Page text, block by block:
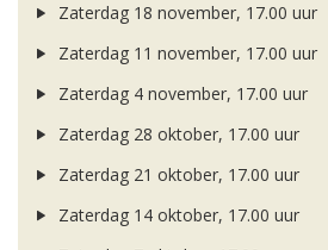
Zaterdag 18 november, 17.00 uur
Zaterdag 11 november, 17.00 uur
Zaterdag 4 november, 17.00 uur
Zaterdag 28 oktober, 17.00 uur
Zaterdag 21 oktober, 17.00 uur
Zaterdag 14 oktober, 17.00 uur